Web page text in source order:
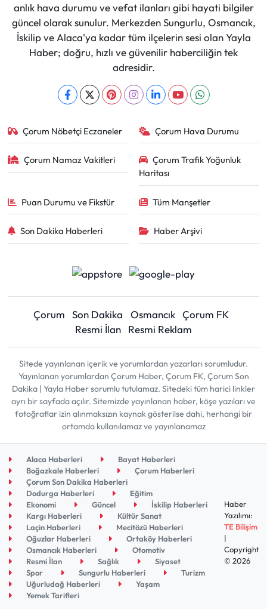
anlık hava durumu ve vefat ilanları gibi hayati bilgiler
güncel olarak sunulur. Merkezden Sungurlu, Osmancık,
İskilip ve Alaca'ya kadar tüm ilçelerin sesi olan Yayla
Haber; doğru, hızlı ve güvenilir haberciliğin tek
adresidir.
Çorum Nöbetçi Eczaneler Çorum Hava Durumu
Çorum Namaz Vakitleri
Çorum Trafik Yoğunluk
Haritası
Puan Durumu ve Fikstür Tüm Manşetler
Son Dakika Haberleri Haber Arşivi
Çorum Son Dakika Osmancık Çorum FK
Resmi İlan
Resmi Reklam
Sitede yayınlanan içerik ve yorumlardan yazarları sorumludur.
Yayınlanan yorumlardan Çorum Haber, Çorum FK, Çorum Son
Dakika | Yayla Haber sorumlu tutulamaz. Sitedeki tüm harici linkler
ayrı bir sayfada açılır. Sitemizde yayınlanan haber, köşe yazıları ve
fotoğraflar izin alınmaksızın kaynak gösterilse dahi, herhangi bir
ortamda kullanılamaz ve yayınlanamaz
Alaca Haberleri
Bayat Haberleri
Boğazkale Haberleri
Çorum Haberleri
Çorum Son Dakika Haberleri
Dodurga Haberleri
Eğitim
Ekonomi
Güncel
İskilip Haberleri
Kargı Haberleri
Kültür Sanat
Laçin Haberleri
Mecitözü Haberleri
Oğuzlar Haberleri
Ortaköy Haberleri
Osmancık Haberleri
Otomotiv
Resmi İlan
Sağlık
Siyaset
Spor
Sungurlu Haberleri
Turizm
Uğurludağ Haberleri
Yaşam
Yemek Tarifleri
Haber
Yazılımı:
TE Bilişim
|
Copyright
© 2026